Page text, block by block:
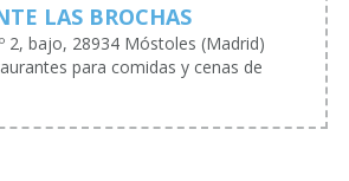
LAS BROCHAS
2, bajo, 28934 Móstoles (Madrid)
para comidas y cenas de